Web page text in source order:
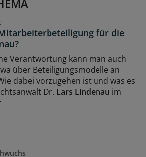
für die
Verantwortung kann man auch
über Beteiligungsmodelle an
dabei vorzugehen ist und was es
Dr. Lars Lindenau im